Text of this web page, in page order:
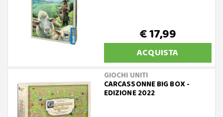
€ 17,99
ACQUISTA
GIOCHI UNITI
CARCASSONNE BIG BOX -
EDIZIONE 2022